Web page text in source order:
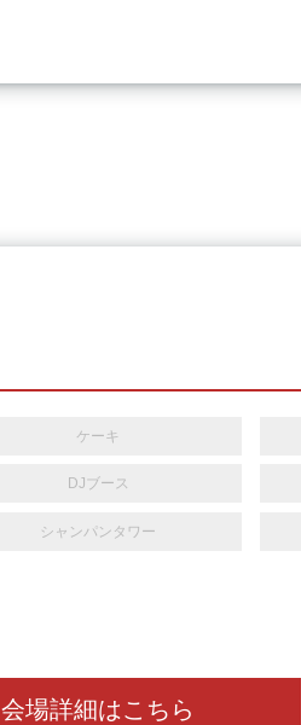
ケーキ
DJブース
シャンパンタワー
会場詳細はこちら